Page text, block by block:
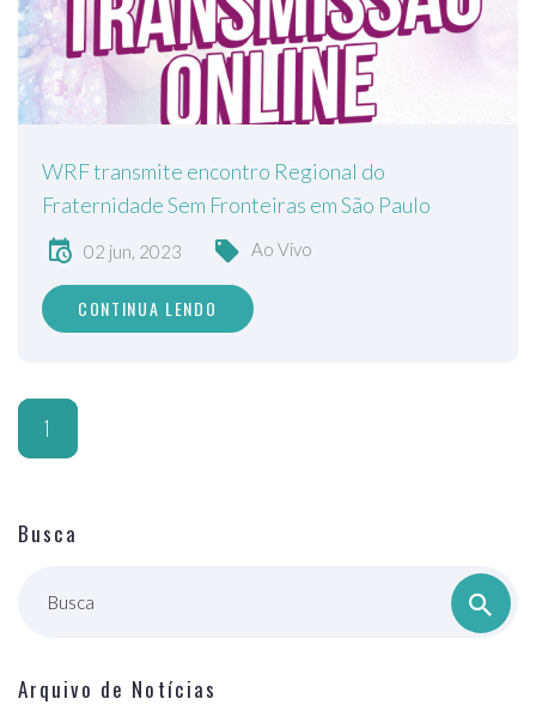
WRF transmite encontro Regional do
Fraternidade Sem Fronteiras em São Paulo
02 jun, 2023 Ao Vivo
CONTINUA LENDO
1
Busca
Busca
Arquivo de Notícias